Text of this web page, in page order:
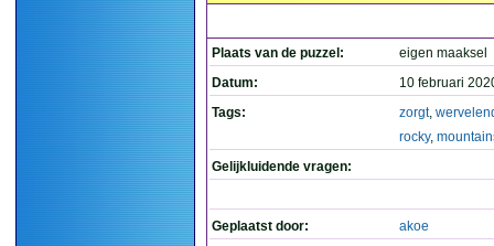
Plaats van de puzzel:
eigen maaksel
Datum:
10 februari
Tags:
zorgt,
rocky,
Gelijkluidende vragen:
Geplaatst door: akoe